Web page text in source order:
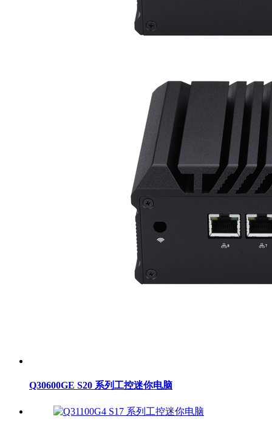
Q30600GE S20 系列工控迷你电脑